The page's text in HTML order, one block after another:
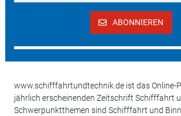
ABONNIEREN
www.schifffahrtundtechnik.de ist das Online-
jährlich erscheinenden Zeitschrift Schifffahrt
Schwerpunktthemen sind Schifffahrt und